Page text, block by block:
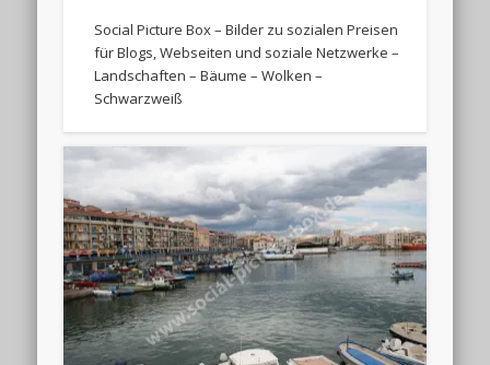
Social Picture Box – Bilder zu sozialen Preisen
für Blogs, Webseiten und soziale Netzwerke –
Landschaften – Bäume – Wolken –
Schwarzweiß